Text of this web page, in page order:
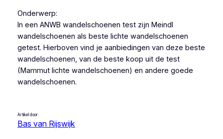
Onderwerp:
In een ANWB wandelschoenen test zijn Meindl
wandelschoenen als beste lichte wandelschoenen
getest. Hierboven vind je aanbiedingen van deze beste
wandelschoenen, van de beste koop uit de test
(Mammut lichte wandelschoenen) en andere goede
wandelschoenen.
Artikel door:
Bas van Rijswijk